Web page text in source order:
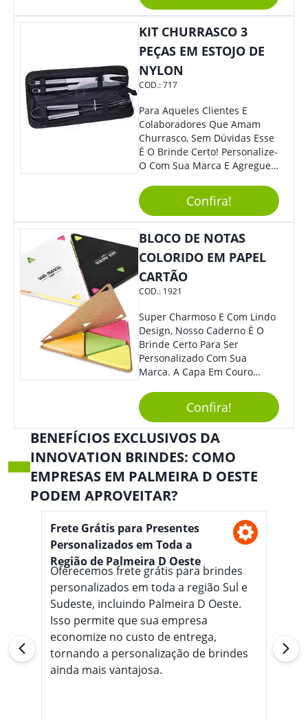
Material Reciclado, O Brinde
Também É Prático, Tornando-
Se Assim Excelente Para Uso
Cotidiano. Perfeito, Não É?!
KIT CHURRASCO 3
PEÇAS EM ESTOJO DE
NYLON
COD.:717
Para Aqueles Clientes E
Colaboradores Que Amam
Churrasco, Sem Dúvidas Esse
É O Brinde Certo! Personalize-
O Com Sua Marca E Agregue
É Composto Por 3 Peças Para
O Auxílio No Preparo De
Carnes, Em Um Lindo Estojo. É
A Garantia De Sucesso Para
Eventos Corporativos.
Confira!
BLOCO DE NOTAS
COLORIDO EM PAPEL
CARTÃO
COD.: 1921
Super Charmoso E Com Lindo
Design, Nosso Caderno É O
Brinde Certo Para Ser
Personalizado Com Sua
Marca. A Capa Em Couro
Elástico Permite Maior
Segurança Ao Carregá-Lo.
Ofereça A Seus Clientes E
Colaboradores, Sem Dúvidas
Eles Irão Adorar.
Confira!
BENEFÍCIOS EXCLUSIVOS DA
INNOVATION BRINDES: COMO
EMPRESAS EM PALMEIRA D OESTE
PODEM APROVEITAR?
Frete Grátis para Presentes
Personalizados em Toda a
Região de Palmeira D Oeste
Oferecemos frete grátis para brindes
personalizados em toda a região Sul e
Sudeste, incluindo Palmeira D Oeste.
Isso permite que sua empresa
economize no custo de entrega,
tornando a personalização de brindes
ainda mais vantajosa.